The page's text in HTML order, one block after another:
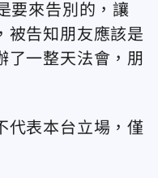
要來告別的，讓
被告知朋友應該是
了一整天法會，朋
代表本台立場，僅